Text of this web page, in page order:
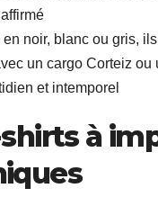
noir, blanc ou gris,
un cargo Corteiz ou
et intemporel
à